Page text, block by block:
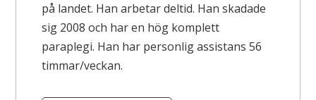
på landet. Han arbetar deltid. Han skadade
sig 2008 och har en hög komplett
paraplegi. Han har personlig assistans 56
timmar/veckan.